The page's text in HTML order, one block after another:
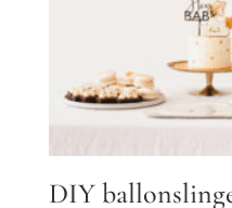
DIY